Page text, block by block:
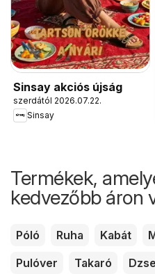
Sinsay akciós újság
szerdától 2026.07.22.
Sinsay
Termékek,
kedvezőbb áron
Póló Ruha Kabát
Pulóver
Takaró